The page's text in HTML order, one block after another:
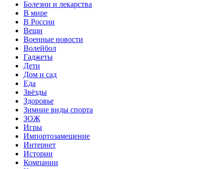
Болезни и лекарства
В мире
В России
Вещи
Военные новости
Волейбол
Гаджеты
Дети
Дом и сад
Еда
Звёзды
Здоровье
Зимние виды спорта
ЗОЖ
Игры
Импортозамещение
Интернет
Истории
Компании